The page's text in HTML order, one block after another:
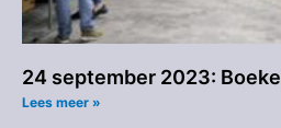
24 september 2023:
Lees meer »